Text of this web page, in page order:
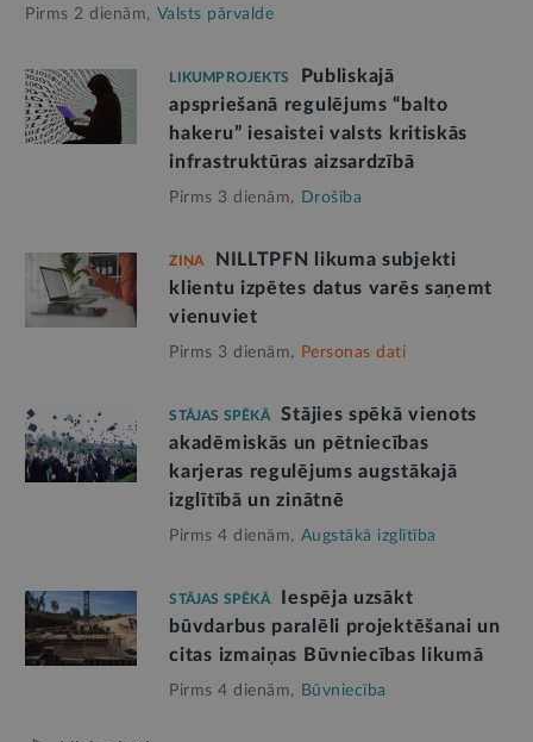
Pirms 2 dienām, Valsts pārvalde
LIKUMPROJEKTS
Publiskajā
apspriešanā regulējums “balto
hakeru” iesaistei valsts kritiskās
infrastruktūras aizsardzībā
Pirms 3 dienām, Drošība
ZIŅA
NILLTPFN likuma subjekti
klientu izpētes datus varēs saņemt
vienuviet
Pirms 3 dienām, Personas dati
STĀJAS SPĒKĀ
Stājies spēkā vienots
akadēmiskās un pētniecības
karjeras regulējums augstākajā
izglītībā un zinātnē
Pirms 4 dienām, Augstākā izglītība
STĀJAS SPĒKĀ
Iespēja uzsākt
būvdarbus paralēli projektēšanai un
citas izmaiņas Būvniecības likumā
Pirms 4 dienām, Būvniecība